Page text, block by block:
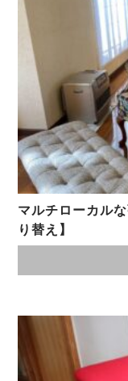
マルチローカル
り替え】